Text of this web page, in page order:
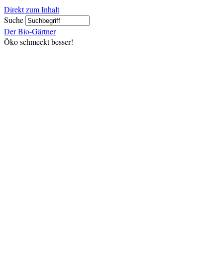
Direkt zum Inhalt
Suche
Der Bio-Gärtner
Öko schmeckt besser!